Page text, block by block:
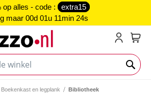
op alles - code :
extra15
maar 00d 01u 11min 24s
Boekenkast en legplank Bibliotheek